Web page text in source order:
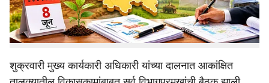
सादर करण्याच्या सूचना मुख्य कार्यकारी अधिकारी कुशल जैन यांनी
दिल्या आहेत.
शुक्रवारी मुख्य कार्यकारी अधिकारी यांच्या दालनात आकांक्षित